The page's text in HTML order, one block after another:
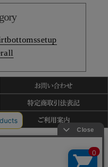
bottomssetup
all